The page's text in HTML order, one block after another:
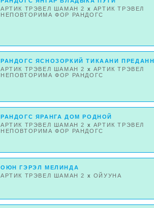
АРТИК ТРЭВЕЛ ШАМАН 2 x АРТИК ТРЭВЕЛ
НЕПОВТОРИМА ФОР РАНДОГС
РАНДОГС ЯСНОЗОРКИЙ ТИКААНИ
АРТИК ТРЭВЕЛ ШАМАН 2 x АРТИК ТРЭВЕЛ
НЕПОВТОРИМА ФОР РАНДОГС
РАНДОГС ЯРАНГА ДОМ РОДНОЙ
АРТИК ТРЭВЕЛ ШАМАН 2 x АРТИК ТРЭВЕЛ
НЕПОВТОРИМА ФОР РАНДОГС
ОЮН ГЭРЭЛ МЕЛИНДА
АРТИК ТРЭВЕЛ ШАМАН 2 x ОЙУУНА